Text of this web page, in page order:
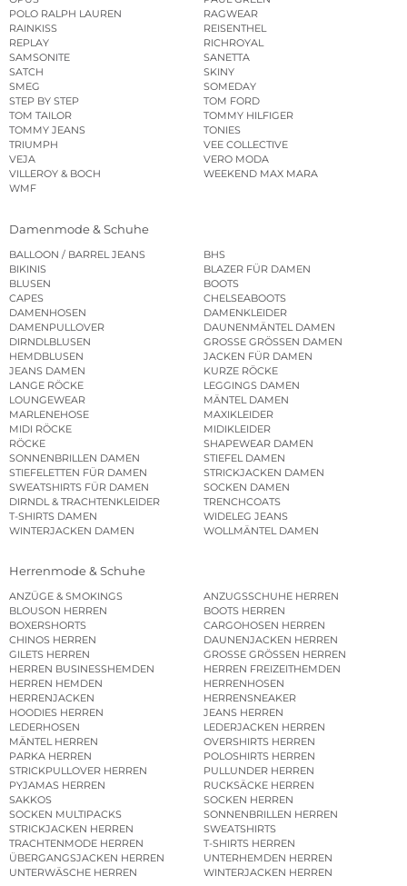
POLO RALPH LAUREN
RAGWEAR
RAINKISS
REISENTHEL
REPLAY
RICHROYAL
SAMSONITE
SANETTA
SATCH
SKINY
SMEG
SOMEDAY
STEP BY STEP
TOM FORD
TOM TAILOR
TOMMY HILFIGER
TOMMY JEANS
TONIES
TRIUMPH
VEE COLLECTIVE
VEJA
VERO MODA
VILLEROY & BOCH
WEEKEND MAX MARA
WMF
Damenmode & Schuhe
BALLOON / BARREL JEANS
BHS
BIKINIS
BLAZER FÜR DAMEN
BLUSEN
BOOTS
CAPES
CHELSEABOOTS
DAMENHOSEN
DAMENKLEIDER
DAMENPULLOVER
DAUNENMÄNTEL DAMEN
DIRNDLBLUSEN
GROSSE GRÖSSEN DAMEN
HEMDBLUSEN
JACKEN FÜR DAMEN
JEANS DAMEN
KURZE RÖCKE
LANGE RÖCKE
LEGGINGS DAMEN
LOUNGEWEAR
MÄNTEL DAMEN
MARLENEHOSE
MAXIKLEIDER
MIDI RÖCKE
MIDIKLEIDER
RÖCKE
SHAPEWEAR DAMEN
SONNENBRILLEN DAMEN
STIEFEL DAMEN
STIEFELETTEN FÜR DAMEN
STRICKJACKEN DAMEN
SWEATSHIRTS FÜR DAMEN
SOCKEN DAMEN
DIRNDL & TRACHTENKLEIDER
TRENCHCOATS
T-SHIRTS DAMEN
WIDELEG JEANS
WINTERJACKEN DAMEN
WOLLMÄNTEL DAMEN
Herrenmode & Schuhe
ANZÜGE & SMOKINGS
ANZUGSSCHUHE HERREN
BLOUSON HERREN
BOOTS HERREN
BOXERSHORTS
CARGOHOSEN HERREN
CHINOS HERREN
DAUNENJACKEN HERREN
GILETS HERREN
GROSSE GRÖSSEN HERREN
HERREN BUSINESSHEMDEN
HERREN FREIZEITHEMDEN
HERREN HEMDEN
HERRENHOSEN
HERRENJACKEN
HERRENSNEAKER
HOODIES HERREN
JEANS HERREN
LEDERHOSEN
LEDERJACKEN HERREN
MÄNTEL HERREN
OVERSHIRTS HERREN
PARKA HERREN
POLOSHIRTS HERREN
STRICKPULLOVER HERREN
PULLUNDER HERREN
PYJAMAS HERREN
RUCKSÄCKE HERREN
SAKKOS
SOCKEN HERREN
SOCKEN MULTIPACKS
SONNENBRILLEN HERREN
STRICKJACKEN HERREN
SWEATSHIRTS
TRACHTENMODE HERREN
T-SHIRTS HERREN
ÜBERGANGSJACKEN HERREN
UNTERHEMDEN HERREN
UNTERWÄSCHE HERREN
WINTERJACKEN HERREN